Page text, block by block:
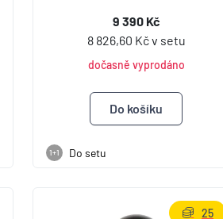
9 390 Kč
8 826,60 Kč v setu
dočasně vyprodáno
1+1 Do setu
25